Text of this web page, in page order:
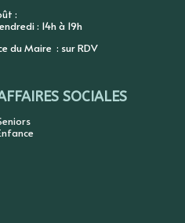
:
: 14h à 19h
du Maire : sur RDV
SOCIALES